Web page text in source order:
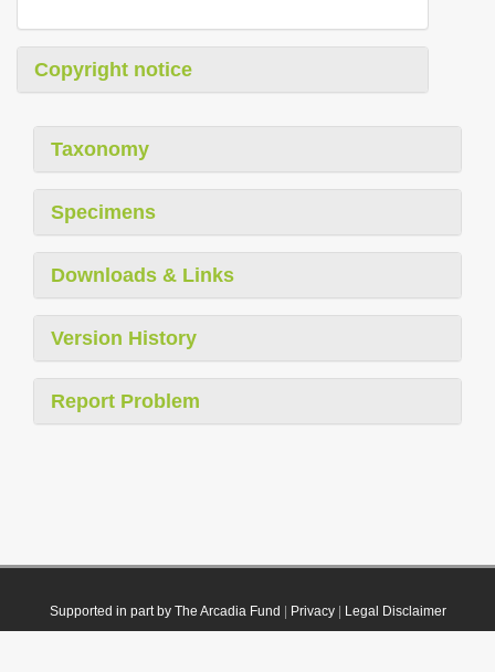
Copyright notice
Taxonomy
Specimens
Downloads & Links
Version History
Report Problem
Supported in part by The Arcadia Fund Privacy| Legal Disclaimer